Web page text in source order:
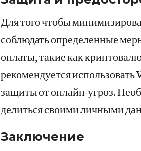
Для того чтобы
соблюдать определенные
оплаты, такие как
рекомендуется
защиты от онлайн-угроз.
делиться своими личными
Заключение